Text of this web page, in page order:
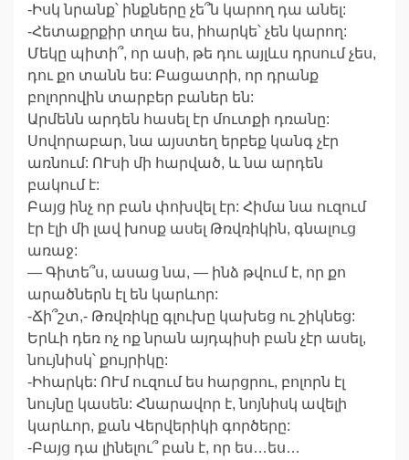
-Իսկ նրանք՝ ինքները չե՞ն կարող դա անել:
-Հետաքրքիր տղա ես, իհարկե՝ չեն կարող:
Մեկը պիտի՞, որ ասի, թե դու այլևս դրսում չես,
դու քո տանն ես: Բացատրի, որ դրանք
բոլորովին տարբեր բաներ են:
Արմենն արդեն հասել էր մուտքի դռանը:
Սովորաբար, նա այստեղ երբեք կանգ չէր
առնում: ՈՒսի մի հարված, և նա արդեն
բակում է:
Բայց ինչ որ բան փոխվել էր: Հիմա նա ուզում
էր էլի մի լավ խոսք ասել Թռվռիկին, գնալուց
առաջ:
— Գիտե՞ս, ասաց նա, — ինձ թվում է, որ քո
արածներն էլ են կարևոր:
-Ճի՞շտ,- Թռվռիկը գլուխը կախեց ու շիկնեց:
Երևի դեռ ոչ ոք նրան այդպիսի բան չէր ասել,
նույնիսկ՝ քույրիկը:
-Իհարկե: ՈՒմ ուզում ես հարցրու, բոլորն էլ
նույնը կասեն: Հնարավոր է, նոյնիսկ ավելի
կարևոր, քան Վերվերիկի գործերը:
-Բայց դա լինելու՞ բան է, որ ես…ես…